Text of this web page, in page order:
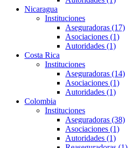
Nicaragua
Instituciones
Aseguradoras (17)
Asociaciones (1)
Autoridades (1)
Costa Rica
Instituciones
Aseguradoras (14)
Asociaciones (1)
Autoridades (1)
Colombia
Instituciones
Aseguradoras (38)
Asociaciones (1)
Autoridades (1)